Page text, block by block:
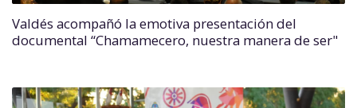
Valdés acompañó la emotiva presentación del
documental “Chamamecero, nuestra manera de ser"